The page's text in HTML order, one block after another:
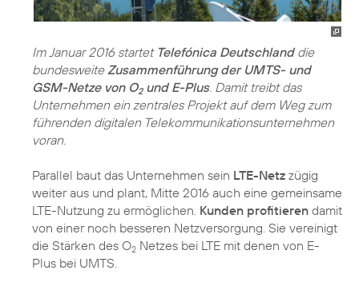
Im Januar 2016 startet Telefónica Deutschlanddie
bundesweite Zusammenführung der UMTS- und
GSM-Netze von O2und E-Plus. Damit treibt das
Unternehmen ein zentrales Projekt auf dem Weg zum
führenden digitalen Telekommunikationsunternehmen
voran.
Parallel baut das Unternehmen sein LTE-Netz zügig
weiter aus und plant, Mitte 2016 auch eine gemeinsame
LTE-Nutzung zu ermöglichen. Kunden profitieren damit
von einer noch besseren Netzversorgung. Sie vereinigt
die Stärken des O2 Netzes bei LTE mit denen von E-
Plus bei UMTS.